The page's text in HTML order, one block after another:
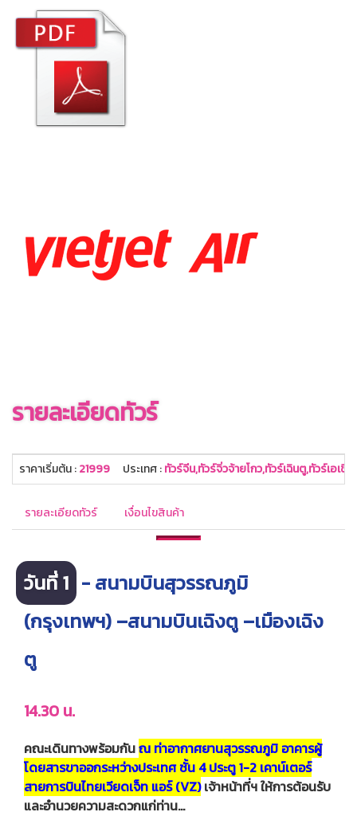
รายละเอียดทัวร์
ราคาเริ่มต้น :21999 ประเทศ :ทัวร์จีน,ทัวร์จิ่วจ้ายโกว,ทัวร์เฉินตู,ทัวร์เอเชีย
รายละเอียดทัวร์ เงื่อนไขสินค้า
วันที่ 1 - สนามบินสุวรรณภูมิ
(กรุงเทพฯ) –สนามบินเฉิงตู –เมืองเฉิง
ตู
14.30 น.
คณะเดินทางพร้อมกันณ ท่าอากาศยานสุวรรณภูมิ อาคารผู้
โดยสารขาออกระหว่างประเทศ ชั้น 4 ประตู 1-2 เคาน์เตอร์
สายการบินไทยเวียดเจ็ท แอร์ (VZ)เจ้าหน้าที่ฯ ให้การต้อนรับ
และอำนวยความสะดวกแก่ท่าน…